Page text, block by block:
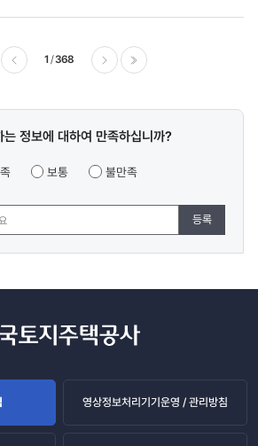
1 368
는 정보에 대하여 만족하십니까?
보통
불만족
등록
영상정보처리기기운영 / 관리방침